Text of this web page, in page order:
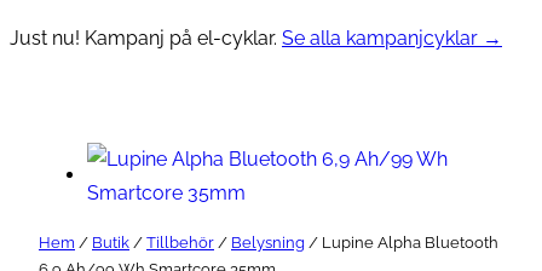
Just nu! Kampanj på el-cyklar. Se alla kampanjcyklar →
Hem / Butik / Tillbehör / Belysning / Lupine Alpha Bluetooth